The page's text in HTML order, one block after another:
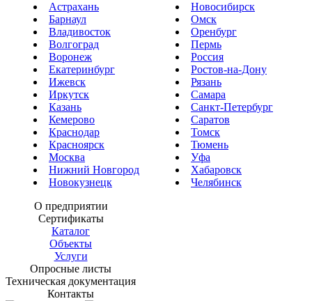
Астрахань
Барнаул
Владивосток
Волгоград
Воронеж
Екатеринбург
Ижевск
Иркутск
Казань
Кемерово
Краснодар
Красноярск
Москва
Нижний Новгород
Новокузнецк
Новосибирск
Омск
Оренбург
Пермь
Россия
Ростов-на-Дону
Рязань
Самара
Санкт-Петербург
Саратов
Томск
Тюмень
Уфа
Хабаровск
Челябинск
О предприятии
Сертификаты
Каталог
Объекты
Услуги
Опросные листы
Техническая документация
Контакты